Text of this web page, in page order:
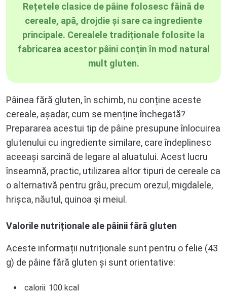
Rețetele clasice de pâine folosesc făină de
cereale, apă, drojdie și sare ca ingrediente
principale. Cerealele tradiționale folosite la
fabricarea acestor pâini conțin în mod natural
mult gluten.
Pâinea fără gluten, în schimb, nu conține aceste
cereale, așadar, cum se menține închegată?
Prepararea acestui tip de pâine presupune înlocuirea
glutenului cu ingrediente similare, care îndeplinesc
aceeași sarcină de legare al aluatului. Acest lucru
înseamnă, practic, utilizarea altor tipuri de cereale ca
o alternativă pentru grâu, precum orezul, migdalele,
hrișca, năutul, quinoa și meiul.
Valorile nutriționale ale pâinii fără gluten
Aceste informații nutriționale sunt pentru o felie (43
g) de pâine fără gluten și sunt orientative:
calorii: 100 kcal